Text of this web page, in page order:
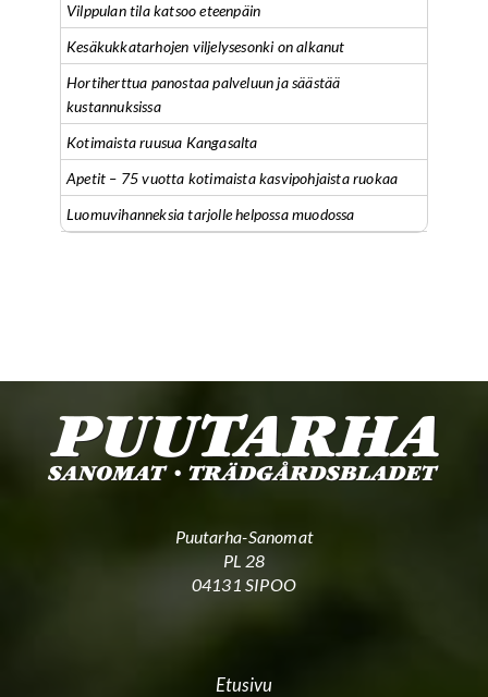
Vilppulan tila katsoo eteenpäin
Kesäkukkatarhojen viljelysesonki on alkanut
Hortiherttua panostaa palveluun ja säästää
kustannuksissa
Kotimaista ruusua Kangasalta
Apetit – 75 vuotta kotimaista kasvipohjaista ruokaa
Luomuvihanneksia tarjolle helpossa muodossa
Puutarha-Sanomat
PL 28
04131 SIPOO
Etusivu